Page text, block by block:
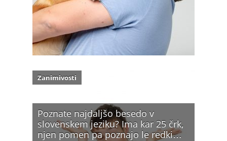
Poznate najdaljšo besedo v
slovenskem jeziku? Ima kar 25 črk,
njen pomen pa poznajo le redki…
Zanimivosti